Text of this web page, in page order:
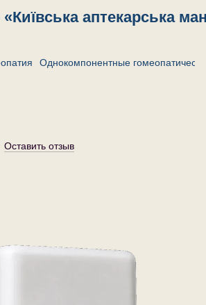
аптекарська
Однокомпонентные
Оставить отзыв